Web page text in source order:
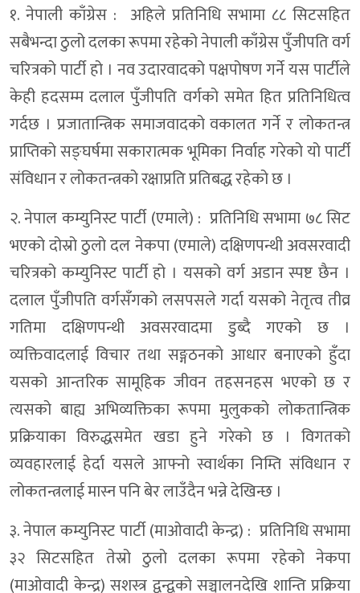
१. नेपाली काँग्रेस : अहिले प्रतिनिधि सभामा ८८ सिटसहित
सबैभन्दा ठुलो दलका रूपमा रहेको नेपाली काँग्रेस पुँजीपति वर्ग
चरित्रको पार्टी हो । नव उदारवादको पक्षपोषण गर्ने यस पार्टीले
केही हदसम्म दलाल पुँजीपति वर्गको समेत हित प्रतिनिधित्व
गर्दछ । प्रजातान्त्रिक समाजवादको वकालत गर्ने र लोकतन्त्र
प्राप्तिको सङ्घर्षमा सकारात्मक भूमिका निर्वाह गरेको यो पार्टी
संविधान र लोकतन्त्रको रक्षाप्रति प्रतिबद्ध रहेको छ ।
२. नेपाल कम्युनिस्ट पार्टी (एमाले) : प्रतिनिधि सभामा ७८ सिट
भएको दोस्रो ठुलो दल नेकपा (एमाले) दक्षिणपन्थी अवसरवादी
चरित्रको कम्युनिस्ट पार्टी हो । यसको वर्ग अडान स्पष्ट छैन ।
दलाल पुँजीपति वर्गसँगको लसपसले गर्दा यसको नेतृत्व तीव्र
गतिमा दक्षिणपन्थी अवसरवादमा डुब्दै गएको छ ।
व्यक्तिवादलाई विचार तथा सङ्गठनको आधार बनाएको हुँदा
यसको आन्तरिक सामूहिक जीवन तहसनहस भएको छ र
त्यसको बाह्य अभिव्यक्तिका रूपमा मुलुकको लोकतान्त्रिक
प्रक्रियाका विरुद्धसमेत खडा हुने गरेको छ । विगतको
व्यवहारलाई हेर्दा यसले आफ्नो स्वार्थका निम्ति संविधान र
लोकतन्त्रलाई मास्न पनि बेर लाउँदैन भन्ने देखिन्छ ।
३. नेपाल कम्युनिस्ट पार्टी (माओवादी केन्द्र) : प्रतिनिधि सभामा
३२ सिटसहित तेस्रो ठुलो दलका रूपमा रहेको नेकपा
(माओवादी केन्द्र) सशस्त्र द्वन्द्वको सञ्चालनदेखि शान्ति प्रक्रिया